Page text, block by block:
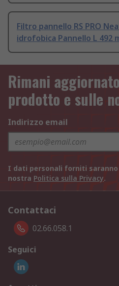
Filtro pannello RS PRO
idrofobica Pannello L 492
Rimani
prodotto e sulle
Indirizzo email
I dati personali forniti
nostra Politica sulla Privacy.
Contattaci
02.66.058.1
Seguici